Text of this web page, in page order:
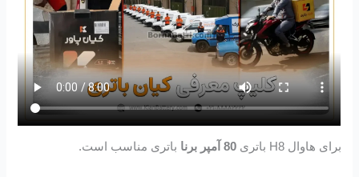
برای هاوال H8 باتری 80 آمپر برنا باتری مناسب است.